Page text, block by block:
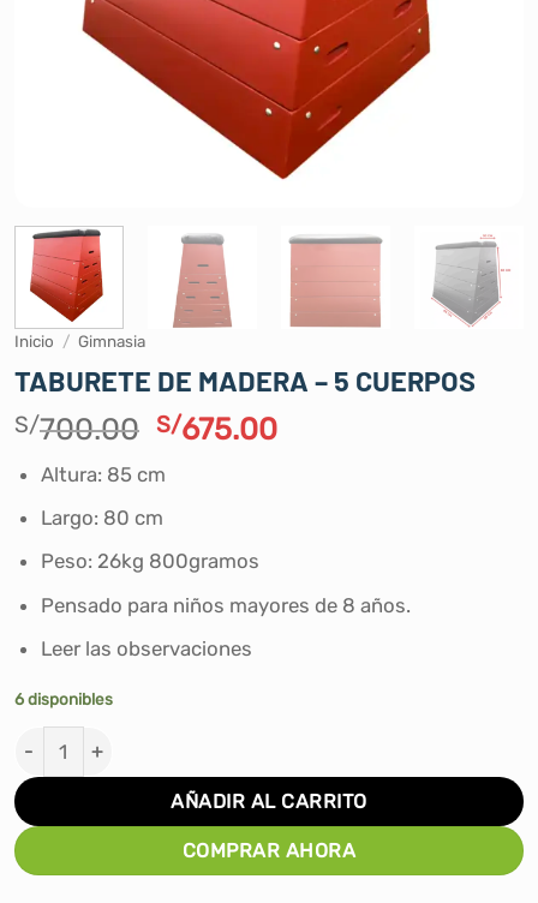
Inicio / Gimnasia
TABURETE DE MADERA – 5 CUERPOS
S/700.00 El
original
era:
S/700.00.
S/675.00El
Altura: 85 cm
Largo: 80 cm
Peso: 26kg 800gramos
Pensado para niños mayores de 8 años.
Leer las observaciones
6 disponibles
TABURETE DE MADERA - 5 CUERPOS cantidad
AÑADIR AL CARRITO
COMPRAR AHORA